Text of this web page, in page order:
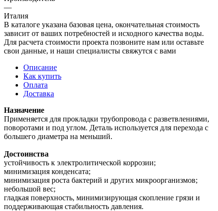
—
Италия
В каталоге указана базовая цена, окончательная стоимость
зависит от ваших потребностей и исходного качества воды.
Для расчета стоимости проекта позвоните нам или оставьте
свои данные, и наши специалисты свяжутся с вами
Описание
Как купить
Оплата
Доставка
Назначение
Применяется для прокладки трубопровода с разветвлениями,
поворотами и под углом. Деталь используется для перехода с
большего диаметра на меньший.
Достоинства
устойчивость к электролитической коррозии;
минимизация конденсата;
минимизация роста бактерий и других микроорганизмов;
небольшой вес;
гладкая поверхность, минимизирующая скопление грязи и
поддерживающая стабильность давления.